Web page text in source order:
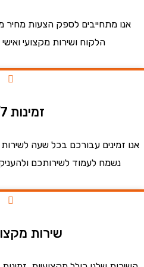
מתחייבים לספק הצעות מחיר
הלקוח ושירות מקצועי ואישי
זמינות 24/7
עבורכם בכל שעה לשירות
נשמח לעמוד לשירותכם ולהעניק
שירות מקצועי